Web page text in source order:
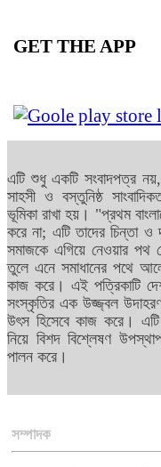
GET THE APP
এটি শুধু একটি সংবাদপত্র নয়,
সাহসী ও বস্তুনিষ্ঠ
ভূমিকা রাখা হয়। "প্রথম
করে না; এটি তাদের চিন্তা ও
সমাজকে এগিয়ে নেওয়ার পথ
তুলে এনে সমাধানের পথে
কাজ করে। এই পত্রিকাটি
সংস্কৃতির এক উজ্জ্বল
উৎস হিসেবে কাজ করে। এটি
নিয়ে বিশদ বিশ্লেষণ
পালন করে।
সম্পাদক